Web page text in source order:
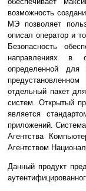
возможность
МЭ позволяет
описал оператор и
Безопасность
направлениях в
определенной для
отдельный пакет
систем. Открытый
является
приложений.
Агентства
Агентством
Данный продукт